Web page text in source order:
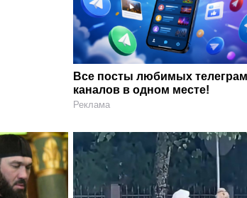
Все посты любимых
каналов в одном месте!
Реклама